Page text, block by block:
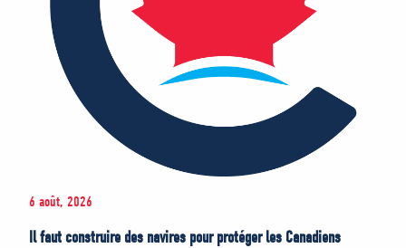
6 août, 2026
Il faut construire des navires pour protéger les Canadiens